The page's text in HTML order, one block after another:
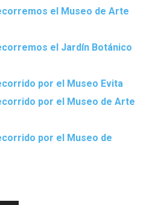
el Museo de Arte
el Jardín Botánico
por el Museo Evita
por el Museo de Arte
por el Museo de